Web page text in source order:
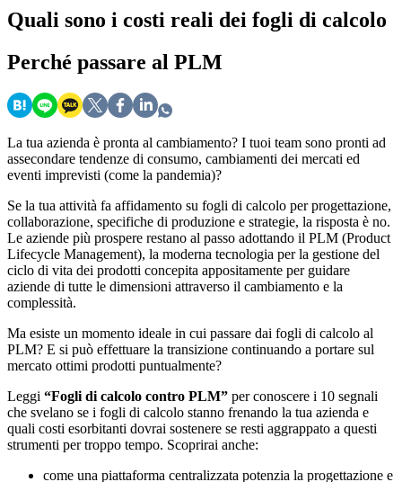
Quali sono i costi reali dei fogli di calcolo
Perché passare al PLM
La tua azienda è pronta al cambiamento? I tuoi team sono pronti ad
assecondare tendenze di consumo, cambiamenti dei mercati ed
eventi imprevisti (come la pandemia)?
Se la tua attività fa affidamento su fogli di calcolo per progettazione,
collaborazione, specifiche di produzione e strategie, la risposta è no.
Le aziende più prospere restano al passo adottando il PLM (Product
Lifecycle Management), la moderna tecnologia per la gestione del
ciclo di vita dei prodotti concepita appositamente per guidare
aziende di tutte le dimensioni attraverso il cambiamento e la
complessità.
Ma esiste un momento ideale in cui passare dai fogli di calcolo al
PLM? E si può effettuare la transizione continuando a portare sul
mercato ottimi prodotti puntualmente?
Leggi “Fogli di calcolo contro PLM” per conoscere i 10 segnali
che svelano se i fogli di calcolo stanno frenando la tua azienda e
quali costi esorbitanti dovrai sostenere se resti aggrappato a questi
strumenti per troppo tempo. Scoprirai anche:
come una piattaforma centralizzata potenzia la progettazione e